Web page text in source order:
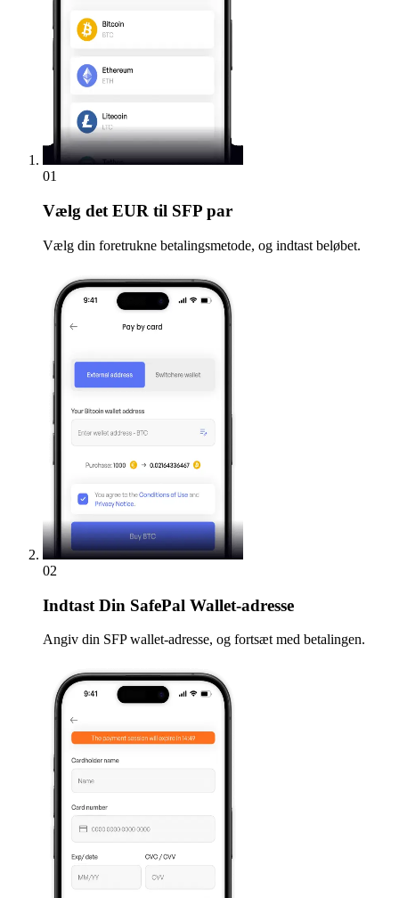
01
Vælg det EUR til SFP par
Vælg din foretrukne betalingsmetode, og indtast beløbet.
02
Indtast Din SafePal Wallet-adresse
Angiv din SFP wallet-adresse, og fortsæt med betalingen.